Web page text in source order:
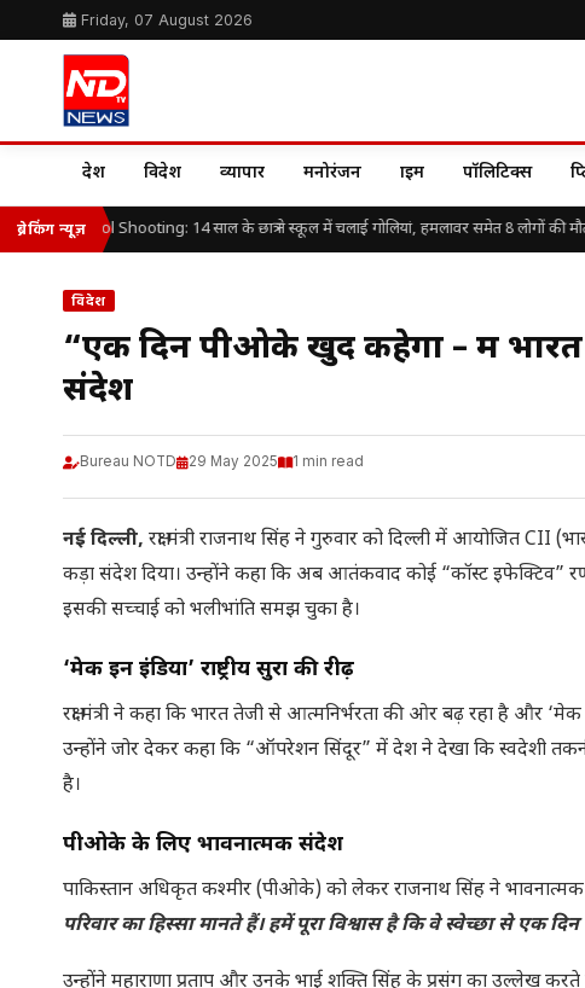
Friday, 07 August 2026
देश विदेश व्यापार मनोरंजन क्राइम पॉलिटिक्स
ब्रेकिंग न्यूज़
School Shooting: 14 साल के छात्र ने स्कूल में चलाई गोलियां, हमलावर समेत 8 लोगों की मौत
विदेश
“एक दिन पीओके खुद कहेगा – मैं भारत
संदेश
Bureau NOTD 29 May 2025 1 min read
नई दिल्ली, रक्षा मंत्री राजनाथ सिंह ने गुरुवार को दिल्ली में आयोजित
कड़ा संदेश दिया। उन्होंने कहा कि अब आतंकवाद कोई “कॉस्ट इफेक्टिव”
इसकी सच्चाई को भलीभांति समझ चुका है।
‘मेक इन इंडिया’ राष्ट्रीय सुरक्षा की रीढ़
रक्षा मंत्री ने कहा कि भारत तेजी से आत्मनिर्भरता की ओर बढ़ रहा है और
उन्होंने जोर देकर कहा कि “ऑपरेशन सिंदूर” में देश ने देखा कि स्वदेशी
है।
पीओके के लिए भावनात्मक संदेश
पाकिस्तान अधिकृत कश्मीर (पीओके) को लेकर राजनाथ सिंह ने
परिवार का हिस्सा मानते हैं। हमें पूरा विश्वास है कि वे स्वेच्छा से एक
उन्होंने महाराणा प्रताप और उनके भाई शक्ति सिंह के प्रसंग का उल्लेख